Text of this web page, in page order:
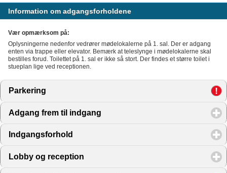
Information om adgangsforholdene
Vær opmærksom på:
Oplysningerne nedenfor vedrører mødelokalerne på 1. sal. Der er adgang
enten via trappe eller elevator. Bemærk at teleslynge i mødelokalerne skal
bestilles forud. Toilettet på 1. sal er ikke så stort. Der findes et større toilet i
stueplan lige ved receptionen.
Parkering
Adgang frem til indgang
Indgangsforhold
Lobby og reception